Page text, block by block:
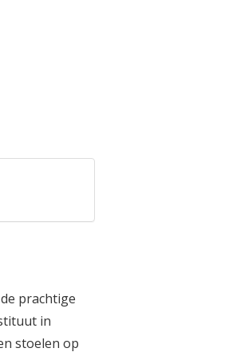
prachtige
in
stoelen op